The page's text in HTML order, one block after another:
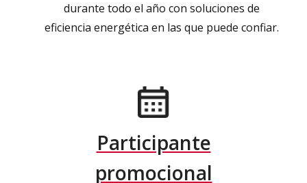
durante todo el año con soluciones de
eficiencia energética en las que puede confiar.
Participante
promocional